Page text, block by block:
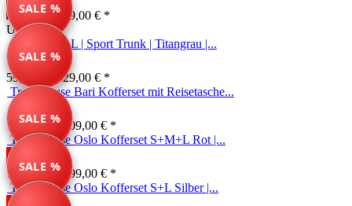
SALE %
69,99 € *149,00 € *
SALE %
Unser Tipp
Reisekoffer L | Sport Trunk | Titangrau |...
59,99 € * 129,00 € *
SALE %
Travelhouse Bari Kofferset mit Reisetasche...
149,99 € * 209,00 € *
SALE %
Travelhouse Oslo Kofferset S+M+L Rot |...
717,00 € * 799,00 € *
Travelhouse Oslo Kofferset S+L Silber |...